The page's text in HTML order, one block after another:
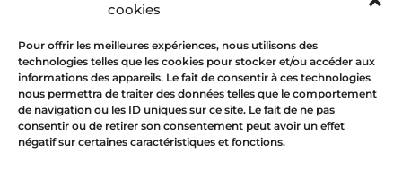
cookies
Pour offrir les meilleures expériences, nous utilisons des
technologies telles que les cookies pour stocker et/ou accéder aux
informations des appareils. Le fait de consentir à ces technologies
nous permettra de traiter des données telles que le comportement
de navigation ou les ID uniques sur ce site. Le fait de ne pas
consentir ou de retirer son consentement peut avoir un effet
négatif sur certaines caractéristiques et fonctions.